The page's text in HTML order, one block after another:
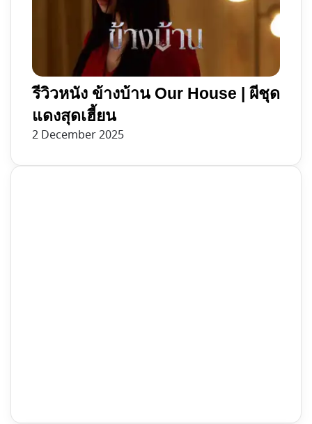
รีวิวหนัง ข้างบ้าน Our House | ผีชุด
แดงสุดเฮี้ยน
2 December 2025